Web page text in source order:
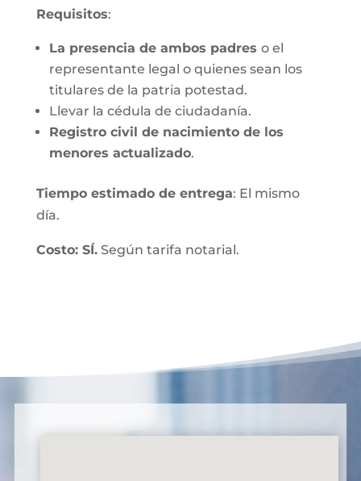
Requisitos:
La presencia de ambos padres o el
representante legal o quienes sean los
titulares de la patria potestad.
Llevar la cédula de ciudadanía.
Registro civil de nacimiento de los
menores actualizado.
Tiempo estimado de entrega: El mismo
día.
Costo: SÍ.Según tarifa notarial.